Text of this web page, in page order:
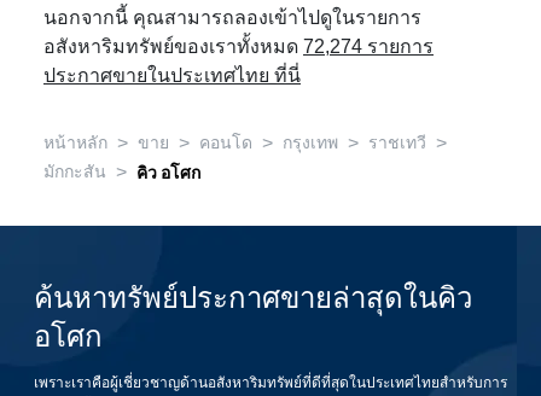
นอกจากนี้ คุณสามารถลองเข้าไปดูในรายการ
อสังหาริมทรัพย์ของเราทั้งหมด 72,274 รายการ
ประกาศขายในประเทศไทย ที่นี่
หน้าหลัก > ขาย > คอนโด > กรุงเทพ > ราชเทวี >
มักกะสัน > คิว อโศก
ค้นหาทรัพย์ประกาศขายล่าสุดในคิว
อโศก
เพราะเราคือผู้เชี่ยวชาญด้านอสังหาริมทรัพย์ที่ดีที่สุดในประเทศไทยสำหรับการ